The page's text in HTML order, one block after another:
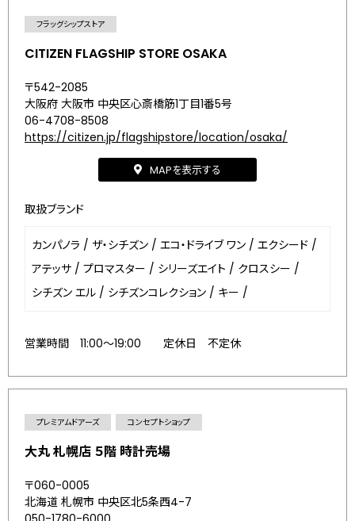
フラッグシップストア
CITIZEN FLAGSHIP STORE OSAKA
〒542-2085
大阪府 大阪市 中央区心斎橋筋1丁目1番5号
06-4708-8508
https://citizen.jp/flagshipstore/location/osaka/
MAPを表示する
取扱ブランド
カンパノラ / ザ・シチズン / エコ・ドライブ ワン / エクシード /
アテッサ / プロマスター / シリーズエイト / クロスシー /
シチズン エル / シチズンコレクション / キー /
営業時間 11:00～19:00 定休日 不定休
プレミアムドアーズ コンセプトショップ
大丸 札幌店 ５階 時計売場
〒060-0005
北海道 札幌市 中央区北5条西4-7